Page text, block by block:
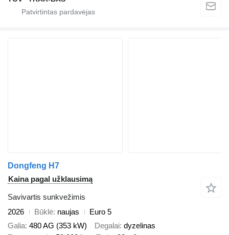
Dongfeng H7
Kaina pagal užklausimą
Savivartis sunkvežimis
2026
Būklė naujas
Euro 5
Galia 480 AG (353 kW) Degalai dyzelinas